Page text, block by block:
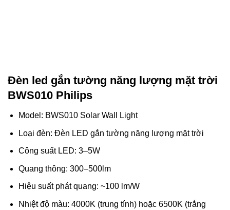
Đèn led gắn tường năng lượng mặt trời
BWS010 Philips
Model: BWS010 Solar Wall Light
Loại đèn: Đèn LED gắn tường năng lượng mặt trời
Công suất LED: 3–5W
Quang thông: 300–500lm
Hiệu suất phát quang: ~100 lm/W
Nhiệt độ màu: 4000K (trung tính) hoặc 6500K (trắng